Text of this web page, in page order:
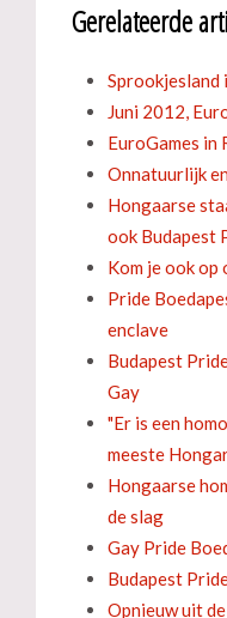
Gerelateerde
Sprookjesland
Juni 2012,
EuroGames in
Onnatuurlijk
Hongaarse
ook Budapest
Kom je ook op
Pride
enclave
Budapest
Gay
"Er is een
meeste
Hongaarse
de slag
Gay Pride
Budapest
Opnieuw uit